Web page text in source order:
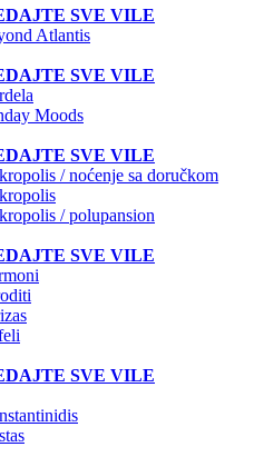
SVE VILE
Atlantis
SVE VILE
Moods
SVE VILE
/ noćenje sa doručkom
/ polupansion
SVE VILE
SVE VILE